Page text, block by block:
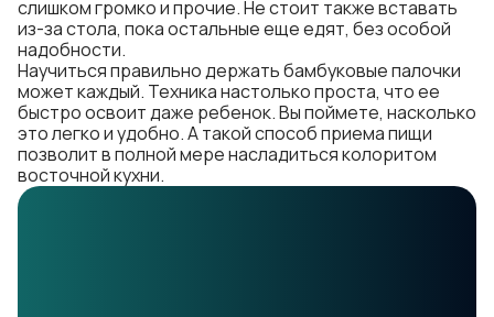
слишком громко и прочие. Не стоит также вставать
из-за стола, пока остальные еще едят, без особой
надобности.
Научиться правильно держать бамбуковые палочки
может каждый. Техника настолько проста, что ее
быстро освоит даже ребенок. Вы поймете, насколько
это легко и удобно. А такой способ приема пищи
позволит в полной мере насладиться колоритом
восточной кухни.